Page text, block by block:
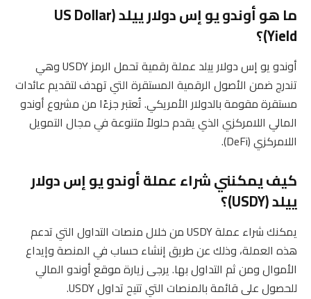
ما هو أوندو يو إس دولار ييلد (US Dollar
Yield)؟
أوندو يو إس دولار ييلد عملة رقمية تحمل الرمز USDY وهي
تندرج ضمن الأصول الرقمية المستقرة التي تهدف لتقديم عائدات
مستقرة مقومة بالدولار الأمريكي. تُعتبر جزءًا من مشروع أوندو
المالي اللامركزي الذي يقدم حلولاً متنوعة في مجال التمويل
اللامركزي (DeFi).
كيف يمكنني شراء عملة أوندو يو إس دولار
ييلد (USDY)؟
يمكنك شراء عملة USDY من خلال منصات التداول التي تدعم
هذه العملة، وذلك عن طريق إنشاء حساب في المنصة وإيداع
الأموال ومن ثم التداول بها. يرجى زيارة موقع أوندو المالي
للحصول على قائمة بالمنصات التي تتيح تداول USDY.